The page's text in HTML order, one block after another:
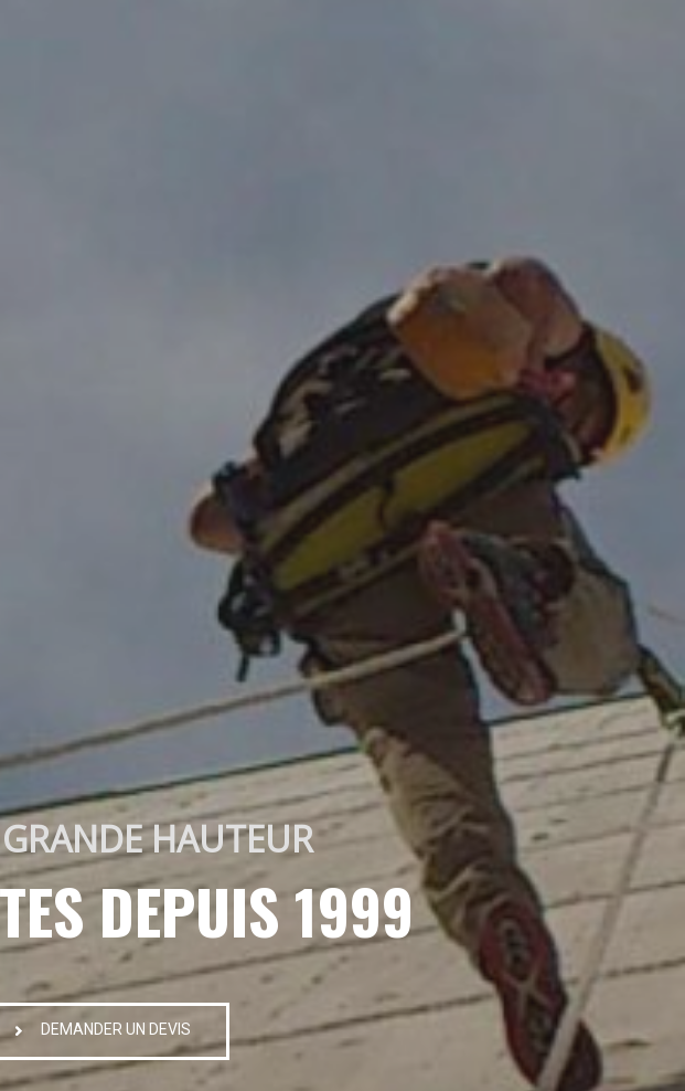
HAUTEUR
DEPUIS 1999
DEMANDER UN DEVIS